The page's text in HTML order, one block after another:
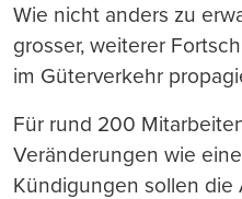
Wie nicht anders zu
grosser, weiterer
im Güterverkehr
Für rund 200
Veränderungen wie
Kündigungen sollen die